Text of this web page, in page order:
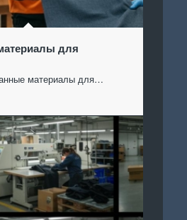
для
материалы для…